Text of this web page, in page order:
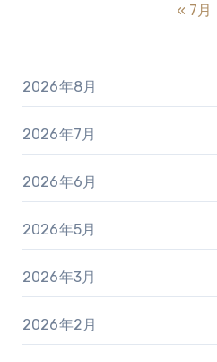
« 7月
2026年8月
2026年7月
2026年6月
2026年5月
2026年3月
2026年2月